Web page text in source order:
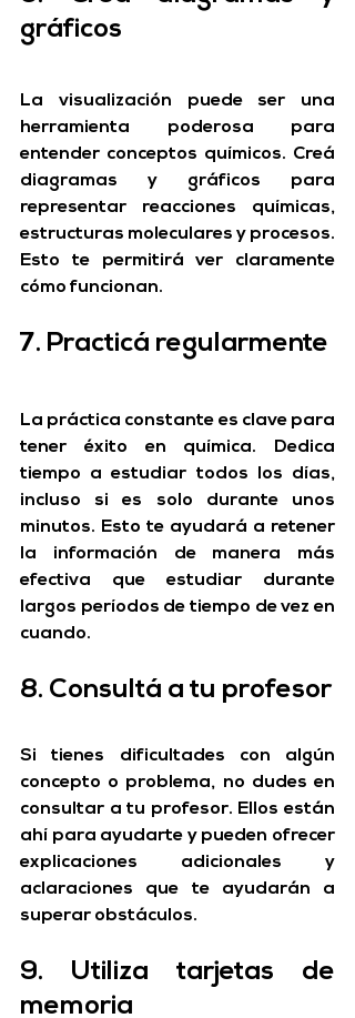
gráficos
La visualización puede ser una
herramienta poderosa para
entender conceptos químicos. Creá
diagramas y gráficos para
representar reacciones químicas,
estructuras moleculares y procesos.
Esto te permitirá ver claramente
cómo funcionan.
7. Practicá regularmente
La práctica constante es clave para
tener éxito en química. Dedica
tiempo a estudiar todos los días,
incluso si es solo durante unos
minutos. Esto te ayudará a retener
la información de manera más
efectiva que estudiar durante
largos períodos de tiempo de vez en
cuando.
8. Consultá a tu profesor
Si tienes dificultades con algún
concepto o problema, no dudes en
consultar a tu profesor. Ellos están
ahí para ayudarte y pueden ofrecer
explicaciones adicionales y
aclaraciones que te ayudarán a
superar obstáculos.
9. Utiliza tarjetas de
memoria